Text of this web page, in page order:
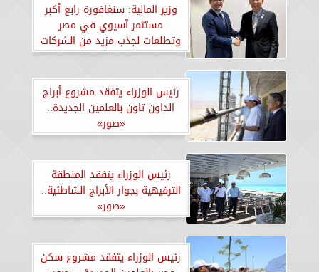
وزير المالية: سنغافورة رابع أكبر
مستثمر آسيوي في مصر
وتطلعات لجذب مزيد من الشركات
لتنشيط الاقتصاد
رئيس الوزراء يتفقد مشروع أبراج
الداون تاون بالعلمين الجديدة..
«صور»
رئيس الوزراء يتفقد المنطقة
الترفيهية بجوار الأبراج الشاطئية..
«صور»
رئيس الوزراء يتفقد مشروع سكن